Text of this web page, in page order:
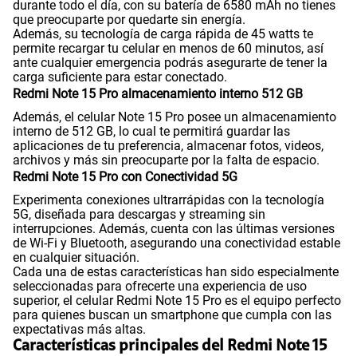
Reconocimiento Facial Si
Lector de Huella Si
Dimensión 163.61 x 78.09 x 7.78 mm
VoWiFi Si
Compatibilidad con eSIM Sí
durante todo el día, con su batería de 6580 mAh no tienes
que preocuparte por quedarte sin energía.
Además, su tecnología de carga rápida de 45 watts te
permite recargar tu celular en menos de 60 minutos, así
ante cualquier emergencia podrás asegurarte de tener la
carga suficiente para estar conectado.
Redmi Note 15 Pro almacenamiento interno 512 GB
Además, el celular Note 15 Pro posee un almacenamiento
interno de 512 GB, lo cual te permitirá guardar las
aplicaciones de tu preferencia, almacenar fotos, videos,
archivos y más sin preocuparte por la falta de espacio.
Redmi Note 15 Pro con Conectividad 5G
Experimenta conexiones ultrarrápidas con la tecnología
5G, diseñada para descargas y streaming sin
interrupciones. Además, cuenta con las últimas versiones
de Wi-Fi y Bluetooth, asegurando una conectividad estable
en cualquier situación.
Cada una de estas características han sido especialmente
seleccionadas para ofrecerte una experiencia de uso
superior, el celular Redmi Note 15 Pro es el equipo perfecto
para quienes buscan un smartphone que cumpla con las
expectativas más altas.
Características principales del Redmi Note 15